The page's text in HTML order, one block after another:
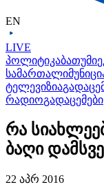
EN
LIVE
პოლიტიკაბათუმი
სამართალი
ტელევიზია
რადიოგადაცემები
რა
ბაღი
22 აპრ 2016